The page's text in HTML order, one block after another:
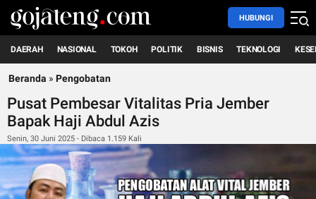
HUBUNGI
DAERAH NASIONAL TOKOH POLITIK BISNIS TEKNOLOGI
Beranda » Pengobatan
Pusat Pembesar Vitalitas Pria Jember
Bapak Haji Abdul Azis
Senin, 30 Juni 2025 - Dibaca 1.159 Kali